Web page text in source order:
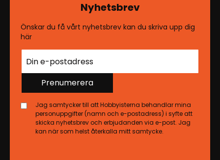
Nyhetsbrev
Önskar du få vårt nyhetsbrev kan du skriva upp dig
här
Prenumerera
Jag samtycker till att Hobbyisterna behandlar mina
personuppgifter (namn och e-postadress) i syfte att
skicka nyhetsbrev och erbjudanden via e-post. Jag
kan när som helst återkalla mitt samtycke.